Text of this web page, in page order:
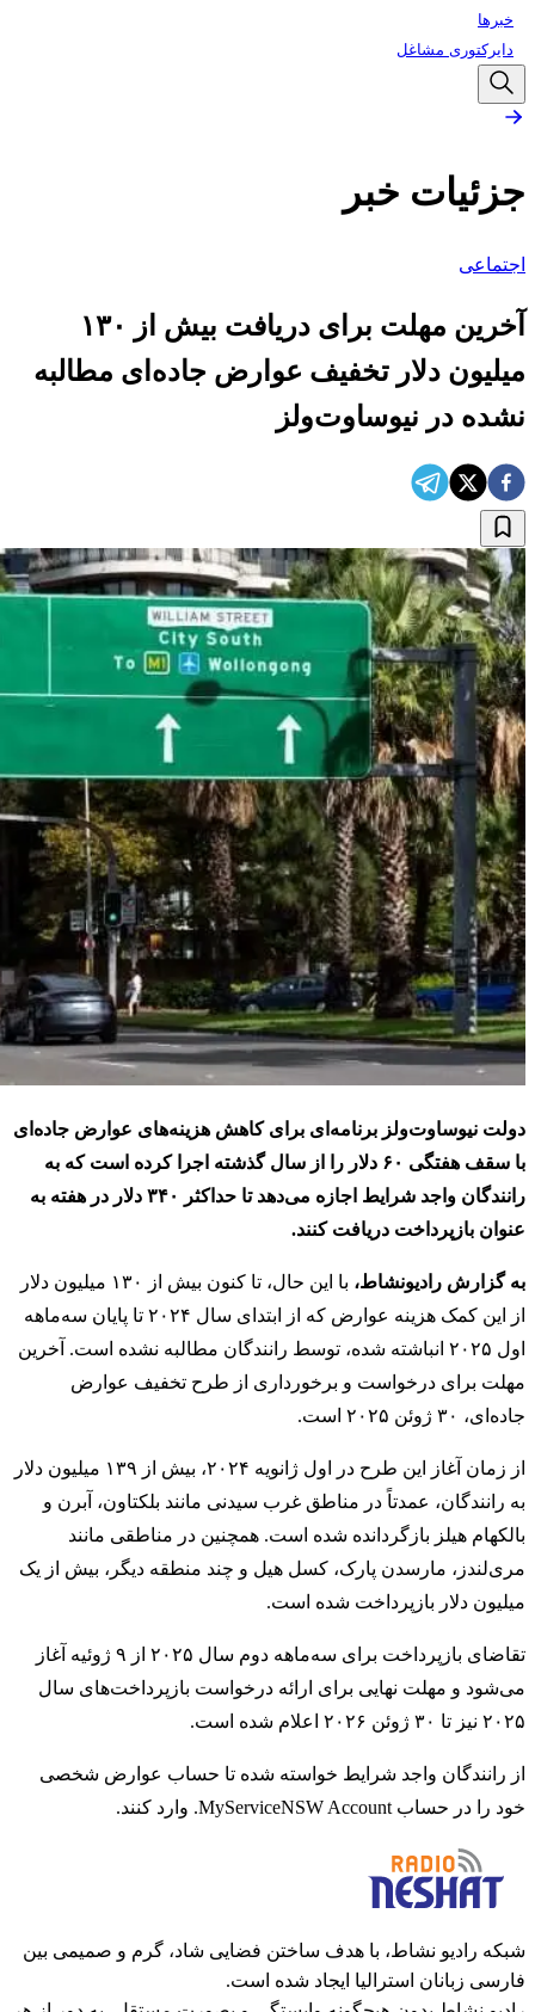
خبرها
دایرکتوری مشاغل
جزئیات خبر
اجتماعی
آخرین مهلت برای دریافت بیش از ۱۳۰
میلیون دلار تخفیف عوارض جاده‌ای مطالبه
نشده در نیوساوت‌ولز
دولت نیوساوت‌ولز برنامه‌ای برای کاهش هزینه‌های عوارض جاده‌ای
با سقف هفتگی ۶۰ دلار را از سال گذشته اجرا کرده است که به
رانندگان واجد شرایط اجازه می‌دهد تا حداکثر ۳۴۰ دلار در هفته به
عنوان بازپرداخت دریافت کنند.
به گزارش رادیونشاط،
با این حال، تا کنون بیش از ۱۳۰ میلیون دلار
از این کمک هزینه عوارض که از ابتدای سال ۲۰۲۴ تا پایان سه‌ماهه
اول ۲۰۲۵ انباشته شده، توسط رانندگان مطالبه نشده است. آخرین
مهلت برای درخواست و برخورداری از طرح تخفیف عوارض
جاده‌ای، ۳۰ ژوئن ۲۰۲۵ است.
از زمان آغاز این طرح در اول ژانویه ۲۰۲۴، بیش از ۱۳۹ میلیون دلار
به رانندگان، عمدتاً در مناطق غرب سیدنی مانند بلکتاون، آبرن و
بالکهام هیلز بازگردانده شده است. همچنین در مناطقی مانند
مری‌لندز، مارسدن پارک، کسل هیل و چند منطقه دیگر، بیش از یک
میلیون دلار بازپرداخت شده است.
تقاضای بازپرداخت برای سه‌ماهه دوم سال ۲۰۲۵ از ۹ ژوئیه آغاز
می‌شود و مهلت نهایی برای ارائه درخواست بازپرداخت‌های سال
۲۰۲۵ نیز تا ۳۰ ژوئن ۲۰۲۶ اعلام شده است.
از رانندگان واجد شرایط خواسته شده تا حساب عوارض شخصی
خود را در حساب MyServiceNSW Account. وارد کنند.
شبکه رادیو نشاط، با هدف ساختن فضایی شاد، گرم و صمیمی بین
فارسی زبانان استرالیا ایجاد شده است.